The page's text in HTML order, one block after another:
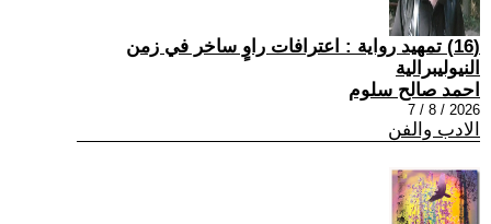
(16) تمهيد رواية : اعترافات راوٍ ساخر في زمن
النيوليبرالية
احمد صالح سلوم
2026 / 8 / 7
الادب والفن